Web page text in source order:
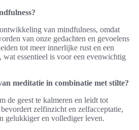
van mindfulness, omdat
van onze gedachten en gevoelens
tot meer innerlijke rust en een
essentieel is voor een evenwichtig
meditatie in combinatie met stilte?
de geest te kalmeren en leidt tot
zelfinzicht en zelfacceptatie,
gelukkiger en vollediger leven.